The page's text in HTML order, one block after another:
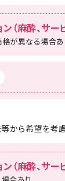
（麻酔、サー
が異なる場合あ
から希望を考
（麻酔、サー